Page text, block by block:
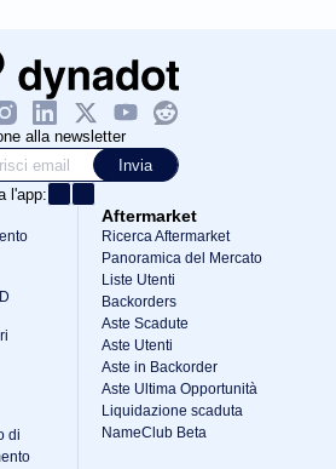
alla newsletter
Invia
l'app:
di
Aftermarket
Ricerca Aftermarket
Panoramica del Mercato
Liste Utenti
Backorders
Aste Scadute
Aste Utenti
Aste in Backorder
Aste Ultima Opportunità
Liquidazione scaduta
NameClub Beta